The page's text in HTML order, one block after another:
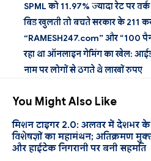
SPML को 11.97% ज्यादा रेट पर वर्क
बिड खुलती तो बचते सरकार के 211
“RAMESH247.com” और “100
रहा था ऑनलाइन गेमिंग का खेल:
नाम पर लोगों से ठगते थे लाखों रुपए
You Might Also Like
मिशन टाइगर 2.0: अलवर में देशभर के
विशेषज्ञों का महामंथन; अतिक्रमण
और हाईटेक निगरानी पर बनी सहमति